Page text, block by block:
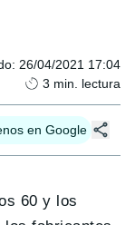
: 26/04/2021 17:04
3 min. lectura
en Google
60 y los